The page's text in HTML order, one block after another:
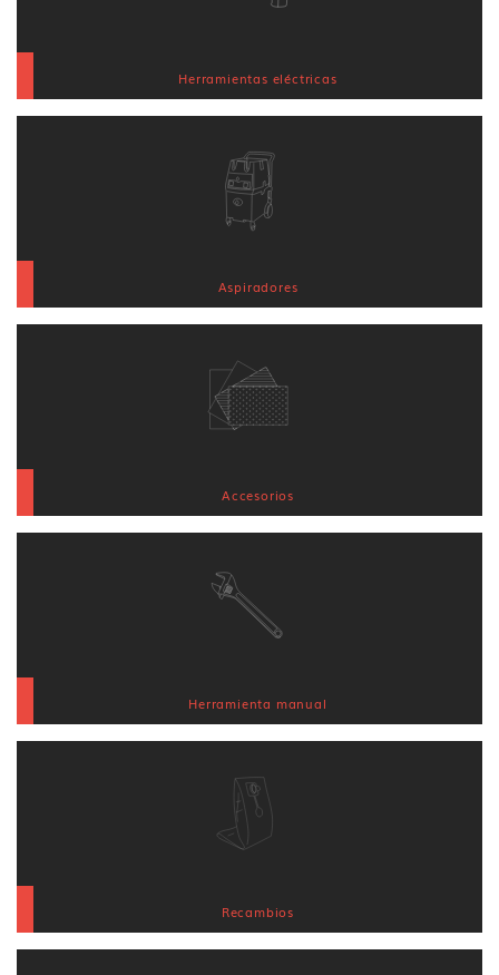
Herramientas eléctricas
Aspiradores
Accesorios
Herramienta manual
Recambios